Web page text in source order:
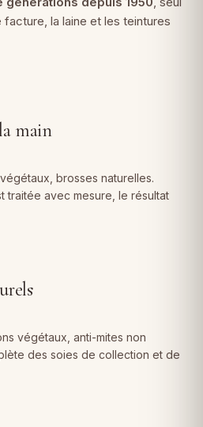
la laine et les teintures
main
brosses naturelles.
traitée avec mesure, le résultat
végétaux, anti-mites non
des soies de collection et de